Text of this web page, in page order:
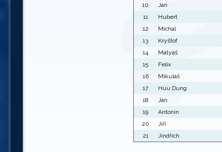
10
Jan
11
Hubert
12
Michal
13
Kryštof
14
Matyáš
15
Felix
16
Mikuláš
17
Huu Dung
18
Jan
19
Antonín
20
Jiří
21
Jindřich